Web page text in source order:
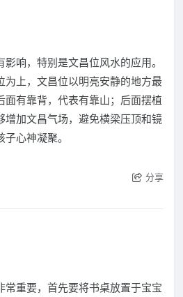
响，特别是文昌位风水的应用。
为上，文昌位以明亮安静的地方最
面有靠背，代表有靠山；后面摆植
增加文昌气场，避免横梁压顶和镜
心神凝聚。
分享
常重要，首先要将书桌放置于宝宝